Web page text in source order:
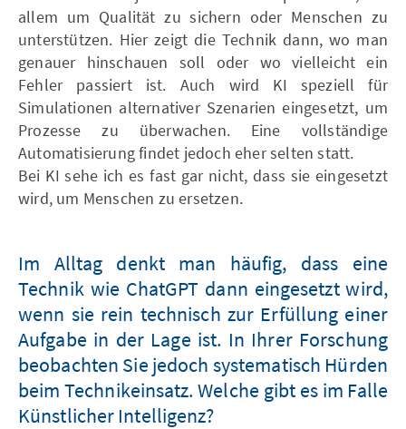
allem um Qualität zu sichern oder Menschen zu
unterstützen. Hier zeigt die Technik dann, wo man
genauer hinschauen soll oder wo vielleicht ein
Fehler passiert ist. Auch wird KI speziell für
Simulationen alternativer Szenarien eingesetzt, um
Prozesse zu überwachen. Eine vollständige
Automatisierung findet jedoch eher selten statt.
Bei KI sehe ich es fast gar nicht, dass sie eingesetzt
wird, um Menschen zu ersetzen.
Im Alltag denkt man häufig, dass eine
Technik wie ChatGPT dann eingesetzt wird,
wenn sie rein technisch zur Erfüllung einer
Aufgabe in der Lage ist. In Ihrer Forschung
beobachten Sie jedoch systematisch Hürden
beim Technikeinsatz. Welche gibt es im Falle
Künstlicher Intelligenz?